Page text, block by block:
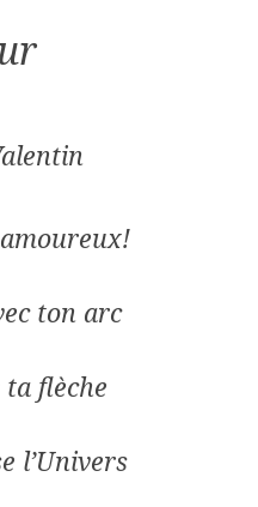
ton arc
ta flèche
l’Univers